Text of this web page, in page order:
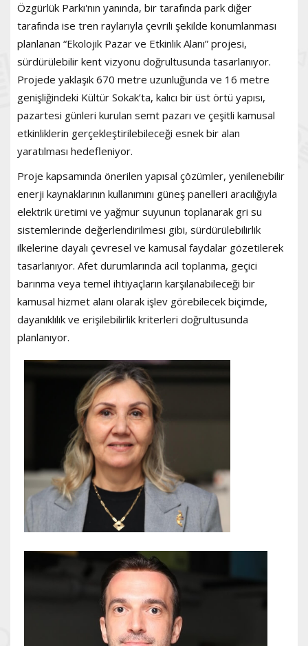
Özgürlük Parkı'nın yanında, bir tarafında park diğer
tarafında ise tren raylarıyla çevrili şekilde konumlanması
planlanan “Ekolojik Pazar ve Etkinlik Alanı” projesi,
sürdürülebilir kent vizyonu doğrultusunda tasarlanıyor.
Projede yaklaşık 670 metre uzunluğunda ve 16 metre
genişliğindeki Kültür Sokak’ta, kalıcı bir üst örtü yapısı,
pazartesi günleri kurulan semt pazarı ve çeşitli kamusal
etkinliklerin gerçekleştirilebileceği esnek bir alan
yaratılması hedefleniyor.
Proje kapsamında önerilen yapısal çözümler, yenilenebilir
enerji kaynaklarının kullanımını güneş panelleri aracılığıyla
elektrik üretimi ve yağmur suyunun toplanarak gri su
sistemlerinde değerlendirilmesi gibi, sürdürülebilirlik
ilkelerine dayalı çevresel ve kamusal faydalar gözetilerek
tasarlanıyor. Afet durumlarında acil toplanma, geçici
barınma veya temel ihtiyaçların karşılanabileceği bir
kamusal hizmet alanı olarak işlev görebilecek biçimde,
dayanıklılık ve erişilebilirlik kriterleri doğrultusunda
planlanıyor.